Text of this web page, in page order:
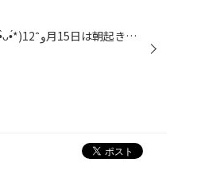
みなさん、こんばんは(*•̀ᴗ•́*)و ̑̑ タイヤ館北見でございます(*•̀ᴗ•́*)و ̑̑ 12月15日は朝起きると家から出られないくらい、 すごい量の雪が降りました(´·ω·̥`) 月曜日でしたので普段は営業しているんですが 会社に辿り着けないほどでした、、 ご迷惑をおかけしてしまったお客様、申し訳ございませ...